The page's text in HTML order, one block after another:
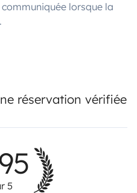
lorsque la
réservation vérifiée
5